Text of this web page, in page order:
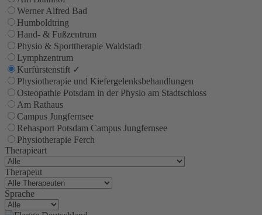
Werner Alfred Bad
Humboldtring
Hand- & Fußzentrum
Physio & Sporttherapie Waldstadt
Lymphzentrum
Kurfürstenstift ✓
Physiotherapie und Kiefergelenksbehandlungen
Osteopathie Potsdam in der Physio am Stadtschloss
Am Rathaus
Campus Jungfernsee
Rehasport Potsdam Campus Jungfernsee
Physiotherapie Ferch
Therapieart
Therapeut
Sprache